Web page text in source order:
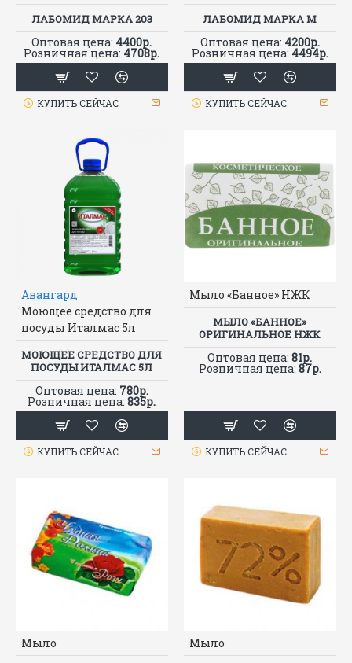
ЛАБОМИД МАРКА 203
Оптовая цена: 4400р.
Розничная цена: 4708р.
КУПИТЬ СЕЙЧАС
ЛАБОМИД МАРКА М
Оптовая цена: 4200р.
Розничная цена: 4494р.
КУПИТЬ СЕЙЧАС
Авангард
Моющее средство для
посуды Италмас 5л
МОЮЩЕЕ СРЕДСТВО ДЛЯ
ПОСУДЫ ИТАЛМАС 5Л
Оптовая цена: 780р.
Розничная цена:835р.
КУПИТЬ СЕЙЧАС
Мыло «Банное» НЖК
МЫЛО «БАННОЕ»
ОРИГИНАЛЬНОЕ НЖК
Оптовая цена:81р.
Розничная цена: 87р.
КУПИТЬ СЕЙЧАС
Мыло Мыло